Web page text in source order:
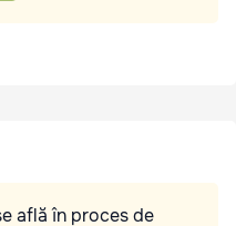
află în proces de